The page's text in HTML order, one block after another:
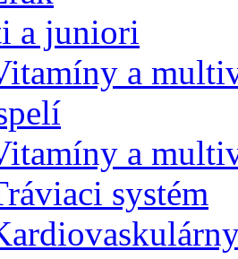
a juniori
a
a
systém